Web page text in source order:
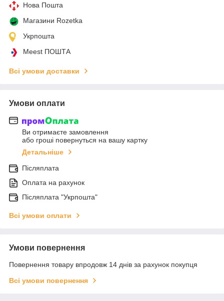
Нова Пошта
Магазини Rozetka
Укрпошта
Meest ПОШТА
Всі умови доставки
Умови оплати
Ви отримаєте замовлення
або гроші повернуться на вашу картку
Детальніше
Післяплата
Оплата на рахунок
Післяплата "Укрпошта"
Всі умови оплати
Умови повернення
Повернення товару впродовж 14 днів за рахунок покупця
Всі умови повернення